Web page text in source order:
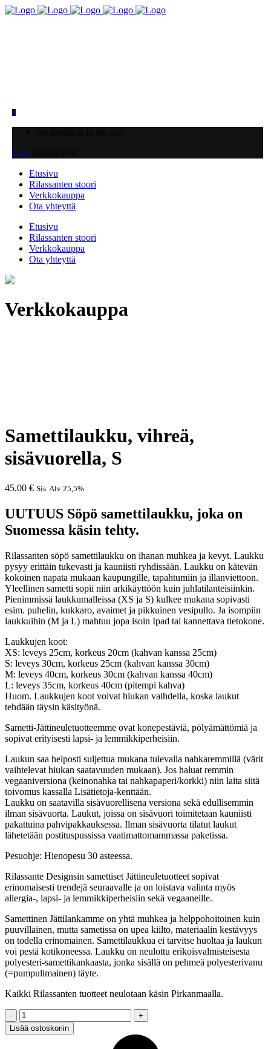
0
Cart
Etusivu
Rilassanten stoori
Verkkokauppa
Ota yhteyttä
Etusivu
Rilassanten stoori
Verkkokauppa
Ota yhteyttä
Verkkokauppa
Samettilaukku, vihreä,
sisävuorella, S
45.00 € Sis. Alv 25,5%
UUTUUS Söpö samettilaukku, joka on
Suomessa käsin tehty.
Rilassanten söpö samettilaukku on ihanan muhkea ja kevyt. Laukku
pysyy erittäin tukevasti ja kauniisti ryhdissään. Laukku on kätevän
kokoinen napata mukaan kaupungille, tapahtumiin ja illanviettoon.
Yleellinen sametti sopii niin arkikäyttöön kuin juhlatilanteisiinkin.
Pienimmissä laukkumalleissa (XS ja S) kulkee mukana sopivasti
esim. puhelin, kukkaro, avaimet ja pikkuinen vesipullo. Ja isompiin
laukkuihin (M ja L) mahtuu jopa isoin Ipad tai kannettava tietokone.
Laukkujen koot:
XS: leveys 25cm, korkeus 20cm (kahvan kanssa 25cm)
S: leveys 30cm, korkeus 25cm (kahvan kanssa 30cm)
M: leveys 40cm, korkeus 30cm (kahvan kanssa 40cm)
L: leveys 35cm, korkeus 40cm (pitempi kahva)
Huom. Laukkujen koot voivat hiukan vaihdella, koska laukut
tehdään täysin käsityönä.
Sametti-Jättineuletuotteemme ovat konepestäviä, pölyämättömiä ja
sopivat erityisesti lapsi- ja lemmikkiperheisiin.
Laukun saa helposti suljettua mukana tulevalla nahkaremmillä (värit
vaihtelevat hiukan saatavuuden mukaan). Jos haluat remmin
vegaaniversiona (keinonahka tai nahkapaperi/korkki) niin laita siitä
toivomus kassalla Lisätietoja-kenttään.
Laukku on saatavilla sisävuorellisena versiona sekä edullisemmin
ilman sisävuorta. Laukut, joissa on sisävuori toimitetaan kauniisti
pakattuina pahvipakkauksessa. Ilman sisävuorta tilatut laukut
lähetetään postituspussissa vaatimattomammassa paketissa.
Pesuohje: Hienopesu 30 asteessa.
Rilassante Designsin samettiset Jättineuletuotteet sopivat
erinomaisesti trendejä seuraavalle ja on loistava valinta myös
allergia-, lapsi- ja lemmikkiperheisiin sekä vegaaneille.
Samettinen Jättilankamme on yhtä muhkea ja helppohoitoinen kuin
puuvillainen, mutta sametissa on upea kiilto, materiaalin kestävyys
on todella erinomainen. Samettilaukkua ei tarvitse huoltaa ja laukun
voi pestä kotikoneessa. Laukku on neulottu erikoisvalmisteisesta
polyesteri-samettikankaasta, jonka sisällä on pehmeä polyesterivanu
(=pumpulimainen) täyte.
Kaikki Rilassanten tuotteet neulotaan käsin Pirkanmaalla.
Samettilaukku,
vihreä,
sisävuorella,
Lisää ostoskoriin